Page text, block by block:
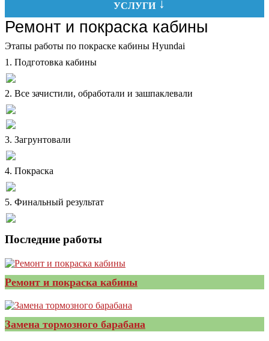
УСЛУГИ
Ремонт и покраска кабины
Этапы работы по покраске кабины Hyundai
1. Подготовка кабины
2. Все зачистили, обработали и зашпаклевали
3. Загрунтовали
4. Покраска
5. Финальный результат
Последние работы
Ремонт и покраска кабины
Замена тормозного барабана